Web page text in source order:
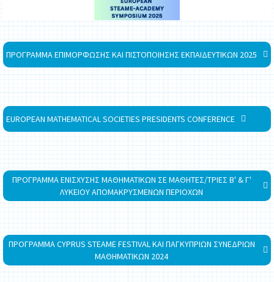
ΠΡΟΓΡΑΜΜΑ ΕΠΙΜΟΡΦΩΣΗΣ ΚΑΙ ΠΙΣΤΟΠΟΙΗΣΗΣ ΕΚΠΑΙΔΕΥΤΙΚΩΝ 2025
EUROPEAN MATHEMATICAL SOCIETIES PRESIDENTS CONFERENCE
ΠΡΟΓΡΑΜΜΑ ΕΝΙΣΧΥΣΗΣ ΜΑΘΗΜΑΤΙΚΩΝ ΣΕ ΜΑΘΗΤΕΣ/ΤΡΙΕΣ Β' & Γ'
ΛΥΚΕΙΟΥ ΑΠΟΜΑΚΡΥΣΜΕΝΩΝ ΠΕΡΙΟΧΩΝ
ΠΡΟΓΡΑΜΜΑ CYPRUS STEAME FESTIVAL ΚΑΙ ΠΑΓΚΥΠΡΙΩΝ ΣΥΝΕΔΡΙΩΝ
ΜΑΘΗΜΑΤΙΚΩΝ 2024